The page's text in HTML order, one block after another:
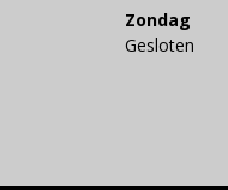
Zondag
Gesloten